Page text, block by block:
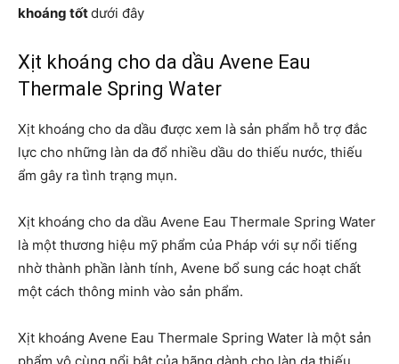
khoáng tốtdưới đây
Xịt khoáng cho da dầu Avene Eau
Thermale Spring Water
Xịt khoáng cho da dầu được xem là sản phẩm hỗ trợ đắc
lực cho những làn da đổ nhiều dầu do thiếu nước, thiếu
ẩm gây ra tình trạng mụn.
Xịt khoáng cho da dầu Avene Eau Thermale Spring Water
là một thương hiệu mỹ phẩm của Pháp với sự nổi tiếng
nhờ thành phần lành tính, Avene bổ sung các hoạt chất
một cách thông minh vào sản phẩm.
Xịt khoáng Avene Eau Thermale Spring Water là một sản